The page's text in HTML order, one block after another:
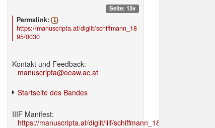
Seite: 15v
Permalink:
https://manuscripta.at/diglit/schiffmann_18
95/0030
Kontakt und Feedback:
manuscripta@oeaw.ac.at
Startseite des Bandes
IIIF Manifest:
https://manuscripta.at/diglit/iiif/schiffmann_1895/manifest.json